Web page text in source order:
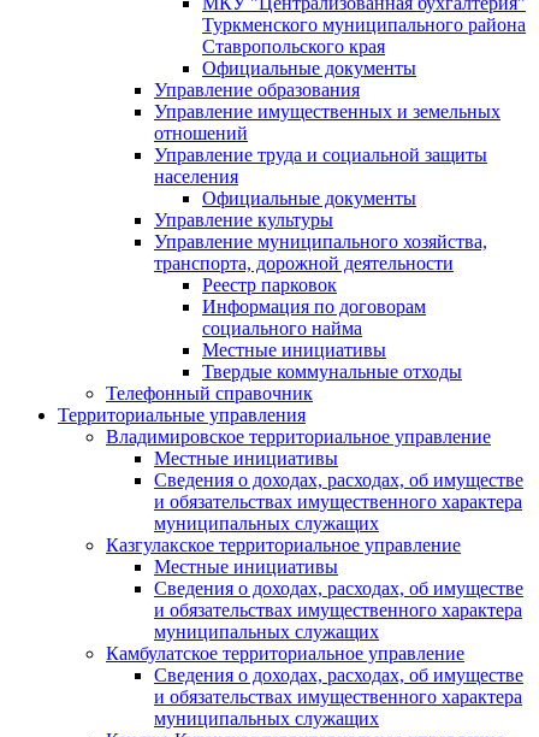
Туркменского муниципального района
Ставропольского края
Официальные документы
Управление образования
Управление имущественных и земельных
отношений
Управление труда и социальной защиты
населения
Официальные документы
Управление культуры
Управление муниципального хозяйства,
транспорта, дорожной деятельности
Реестр парковок
Информация по договорам
социального найма
Местные инициативы
Твердые коммунальные отходы
Телефонный справочник
Территориальные управления
Владимировское территориальное управление
Местные инициативы
Сведения о доходах, расходах, об имуществе
и обязательствах имущественного характера
муниципальных служащих
Казгулакское территориальное управление
Местные инициативы
Сведения о доходах, расходах, об имуществе
и обязательствах имущественного характера
муниципальных служащих
Камбулатское территориальное управление
Сведения о доходах, расходах, об имуществе
и обязательствах имущественного характера
муниципальных служащих